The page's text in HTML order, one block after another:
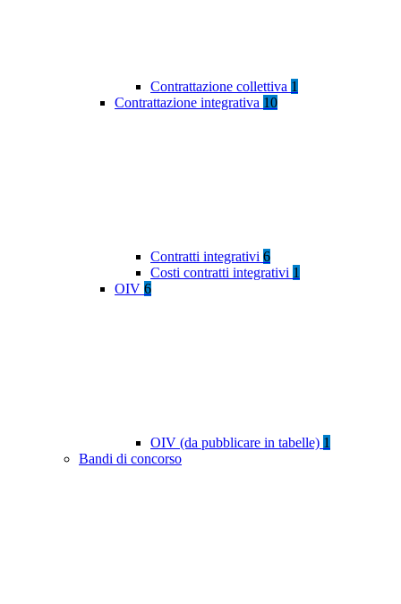
Contrattazione collettiva 1
Contrattazione integrativa 10
Contratti integrativi 6
Costi contratti integrativi 1
OIV 6
OIV (da pubblicare in tabelle) 1
Bandi di concorso